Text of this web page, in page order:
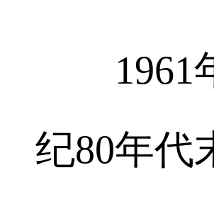
1961年
纪80年代